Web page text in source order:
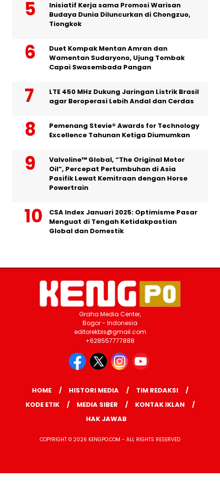
Inisiatif Kerja sama Promosi Warisan
Budaya Dunia Diluncurkan di Chongzuo,
Tiongkok
Duet Kompak Mentan Amran dan
Wamentan Sudaryono, Ujung Tombak
Capai Swasembada Pangan
LTE 450 MHz Dukung Jaringan Listrik Brasil
agar Beroperasi Lebih Andal dan Cerdas
Pemenang Stevie® Awards for Technology
Excellence Tahunan Ketiga Diumumkan
Valvoline™ Global, “The Original Motor
Oil”, Percepat Pertumbuhan di Asia
Pasifik Lewat Kemitraan dengan Horse
Powertrain
CSA Index Januari 2025: Optimisme Pasar
Menguat di Tengah Ketidakpastian
Global dan Domestik
Graha Media Center,
Bogor - Indonesia
editorekbis@gmail.com
+628557777888
HOME HISTORI MEDIA
TIM REDAKSI
KODE ETIK
MEDIA SIBER
KONTAK IKLAN
HAK JAWAB
COPYRIGHT © 2026 KENGPO.COM - ALL RIGHTS RESERVED